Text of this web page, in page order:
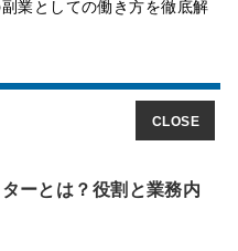
ーとは？役割と業務内